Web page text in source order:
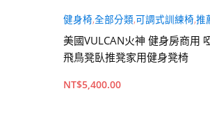
健身椅,全部分類,可調式訓練椅,推
美國VULCAN火神 健身房商用
飛鳥凳臥推凳家用健身凳椅
NT$5,400.00